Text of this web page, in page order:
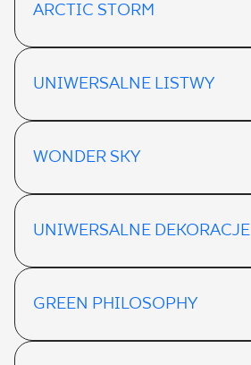
ARCTIC STORM
UNIWERSALNE LISTWY
WONDER SKY
UNIWERSALNE DEKORACJE
GREEN PHILOSOPHY